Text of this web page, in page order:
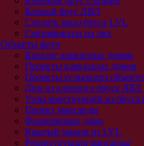
Кееный брус ЛВЛ
Сделать заказ бруса LVL
Сертификаты на лвл
Объекты фото
Каталог каркасных домов
Проекты каркасных домов
Проекты сельскохоз
Дом из клееного бруса ЛВЛ
Узлы конструкций из бруса
Проект мансарды
Фахверковые дома
Крытый манеж из LVL
Реконструкция мансарды